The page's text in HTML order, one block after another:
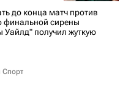
до конца матч против
финальной сирены
получил жуткую
Спорт